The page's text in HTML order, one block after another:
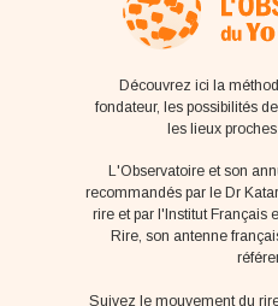
Découvrez ici la
fondateur, les possibilités
les lieux
L'Observatoire et son
recommandés par le Dr
rire et par l'Institut Français
Rire, son antenne
Suivez le mouvement du